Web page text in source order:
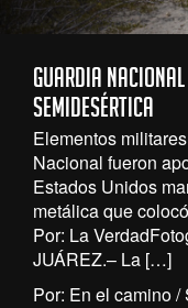
Guardia
semidesértica
Elementos
Nacional fueron
Estados Unidos
metálica que
Por: La
JUÁREZ.– La […]
Por: En el camino /